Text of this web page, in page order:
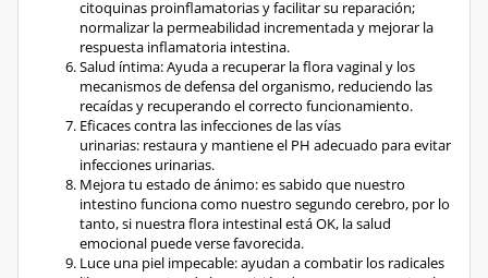
citoquinas proinflamatorias y facilitar su reparación;
normalizar la permeabilidad incrementada y mejorar la
respuesta inflamatoria intestina.
Salud íntima: Ayuda a recuperar la flora vaginal y los
mecanismos de defensa del organismo, reduciendo las
recaídas y recuperando el correcto funcionamiento.
Eficaces contra las infecciones de las vías
urinarias: restaura y mantiene el PH adecuado para evitar
infecciones urinarias.
Mejora tu estado de ánimo: es sabido que nuestro
intestino funciona como nuestro segundo cerebro, por lo
tanto, si nuestra flora intestinal está OK, la salud
emocional puede verse favorecida.
Luce una piel impecable: ayudan a combatir los radicales